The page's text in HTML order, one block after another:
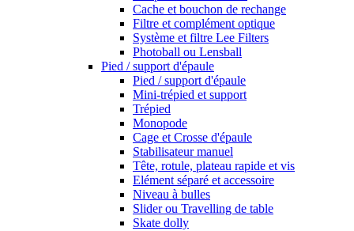
Cache et bouchon de rechange
Filtre et complément optique
Système et filtre Lee Filters
Photoball ou Lensball
Pied / support d'épaule
Pied / support d'épaule
Mini-trépied et support
Trépied
Monopode
Cage et Crosse d'épaule
Stabilisateur manuel
Tête, rotule, plateau rapide et vis
Elément séparé et accessoire
Niveau à bulles
Slider ou Travelling de table
Skate dolly